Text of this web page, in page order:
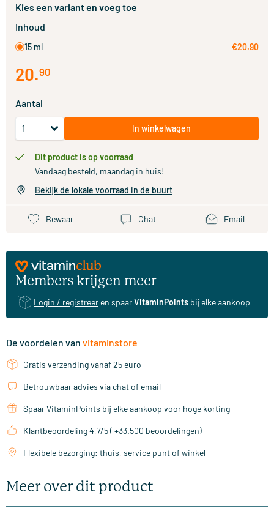
Kies een variant en voeg toe
Inhoud
15 ml €20.90
20.90
Aantal
In winkelwagen
Dit product is op voorraad
Vandaag besteld, maandag in huis!
Bekijk de lokale voorraad in de buurt
Bewaar Chat Email
Members krijgen meer
Login / registreer en spaarVitaminPoints bij elke aankoop
De voordelen van vitaminstore
Gratis verzending vanaf 25 euro
Betrouwbaar advies via chat of email
Spaar VitaminPoints bij elke aankoop voor hoge korting
Klantbeoordeling 4,7/5 ( +33.500 beoordelingen)
Flexibele bezorging: thuis, service punt of winkel
Meer over dit product